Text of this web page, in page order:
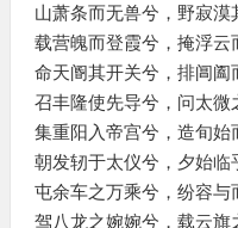
山萧条而无兽兮，野寂漠
载营魄而登霞兮，掩浮云
命天阍其开关兮，排阊阖
召丰隆使先导兮，问太微
集重阳入帝宫兮，造旬始
朝发轫于太仪兮，夕始临
屯余车之万乘兮，纷容与
驾八龙之婉婉兮，载云旗